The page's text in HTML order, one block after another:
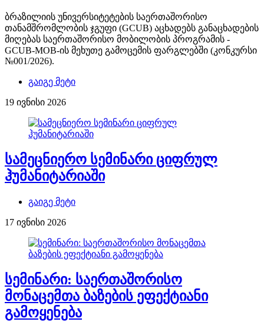
ბრაზილიის უნივერსიტეტების საერთაშორისო
თანამშრომლობის ჯგუფი (GCUB) აცხადებს განაცხადების
მიღებას საერთაშორისო მობილობის პროგრამის -
GCUB-MOB-ის მეხუთე გამოცემის ფარგლებში (კონკურსი
№001/2026).
გაიგე მეტი
19 ივნისი 2026
სამეცნიერო სემინარი ციფრულ
ჰუმანიტარიაში
გაიგე მეტი
17 ივნისი 2026
სემინარი: საერთაშორისო
მონაცემთა ბაზების ეფექტიანი
გამოყენება